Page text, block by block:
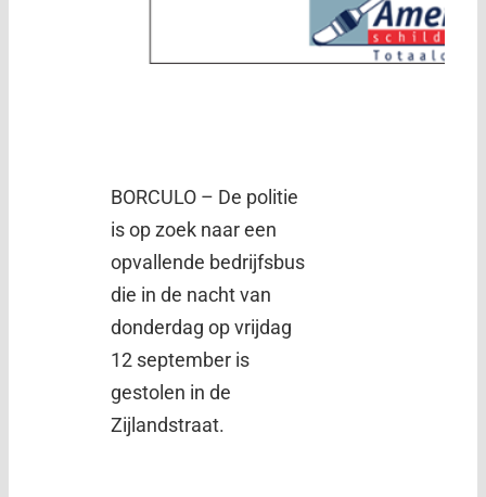
BORCULO – De politie
is op zoek naar een
opvallende bedrijfsbus
die in de nacht van
donderdag op vrijdag
12 september is
gestolen in de
Zijlandstraat.